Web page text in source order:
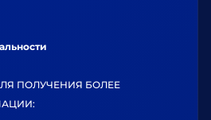
ПОЛУЧЕНИЯ БОЛЕЕ